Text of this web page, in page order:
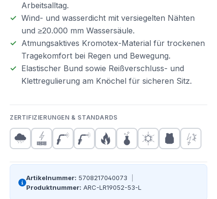
Arbeitsalltag.
Wind- und wasserdicht mit versiegelten Nähten
und ≥20.000 mm Wassersäule.
Atmungsaktives Kromotex-Material für trockenen
Tragekomfort bei Regen und Bewegung.
Elastischer Bund sowie Reißverschluss- und
Klettregulierung am Knöchel für sicheren Sitz.
ZERTIFIZIERUNGEN & STANDARDS
Artikelnummer: 5708217040073
Produktnummer: ARC-LR19052-53-L